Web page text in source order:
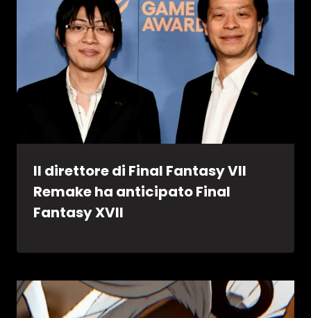
Il direttore di Final Fantasy VII
Remake ha anticipato Final
Fantasy XVII